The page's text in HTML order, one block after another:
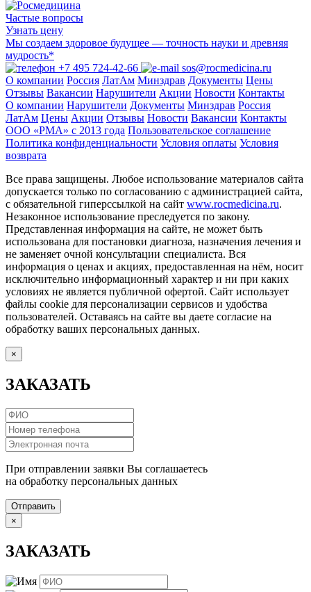
Частые вопросы
Узнать цену
Мы создаем здоровое будущее — точность науки и древняя
мудрость*
+7 495 724-42-66
sos@rocmedicina.ru
О компании Россия ЛатАм Минздрав Документы Цены
Отзывы Вакансии Нарушители Акции Новости Контакты
О компании Нарушители Документы Минздрав Россия
ЛатАм Цены Акции Отзывы Новости Вакансии Контакты
ООО «РМА» c 2013 года Пользовательское соглашение
Политика конфиденциальности Условия оплаты Условия
возврата
Все права защищены. Любое использование материалов сайта
допускается только по согласованию с администрацией сайта,
с обязательной гиперссылкой на сайт www.rocmedicina.ru.
Незаконное использование преследуется по закону.
Представленная информация на сайте, не может быть
использована для постановки диагноза, назначения лечения и
не заменяет очной консультации специалиста. Вся
информация о ценах и акциях, предоставленная на нём, носит
исключительно информационный характер и ни при каких
условиях не является публичной офертой. Сайт использует
файлы cookie для персонализации сервисов и удобства
пользователей. Оставаясь на сайте вы даете согласие на
обработку ваших персональных данных.
×
ЗАКАЗАТЬ
При отправлении заявки Вы соглашаетесь
на обработку персональных данных
Отправить
×
ЗАКАЗАТЬ